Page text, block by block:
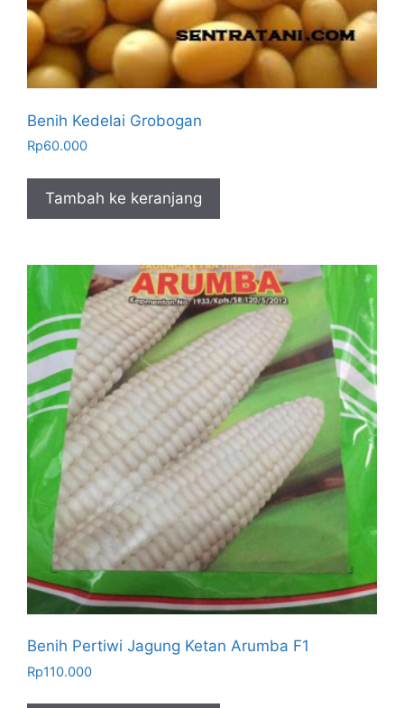
Benih Kedelai Grobogan
Rp60.000
Tambah ke keranjang
Benih Pertiwi Jagung Ketan Arumba F1
Rp110.000